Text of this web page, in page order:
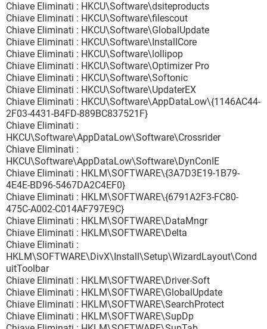
Chiave Eliminati : HKCU\Software\dsiteproducts
Chiave Eliminati : HKCU\Software\filescout
Chiave Eliminati : HKCU\Software\GlobalUpdate
Chiave Eliminati : HKCU\Software\InstallCore
Chiave Eliminati : HKCU\Software\lollipop
Chiave Eliminati : HKCU\Software\Optimizer Pro
Chiave Eliminati : HKCU\Software\Softonic
Chiave Eliminati : HKCU\Software\UpdaterEX
Chiave Eliminati : HKCU\Software\AppDataLow\{1146AC44-
2F03-4431-B4FD-889BC837521F}
Chiave Eliminati :
HKCU\Software\AppDataLow\Software\Crossrider
Chiave Eliminati :
HKCU\Software\AppDataLow\Software\DynConIE
Chiave Eliminati : HKLM\SOFTWARE\{3A7D3E19-1B79-
4E4E-BD96-5467DA2C4EF0}
Chiave Eliminati : HKLM\SOFTWARE\{6791A2F3-FC80-
475C-A002-C014AF797E9C}
Chiave Eliminati : HKLM\SOFTWARE\DataMngr
Chiave Eliminati : HKLM\SOFTWARE\Delta
Chiave Eliminati :
HKLM\SOFTWARE\DivX\Install\Setup\WizardLayout\Cond
uitToolbar
Chiave Eliminati : HKLM\SOFTWARE\Driver-Soft
Chiave Eliminati : HKLM\SOFTWARE\GlobalUpdate
Chiave Eliminati : HKLM\SOFTWARE\SearchProtect
Chiave Eliminati : HKLM\SOFTWARE\SupDp